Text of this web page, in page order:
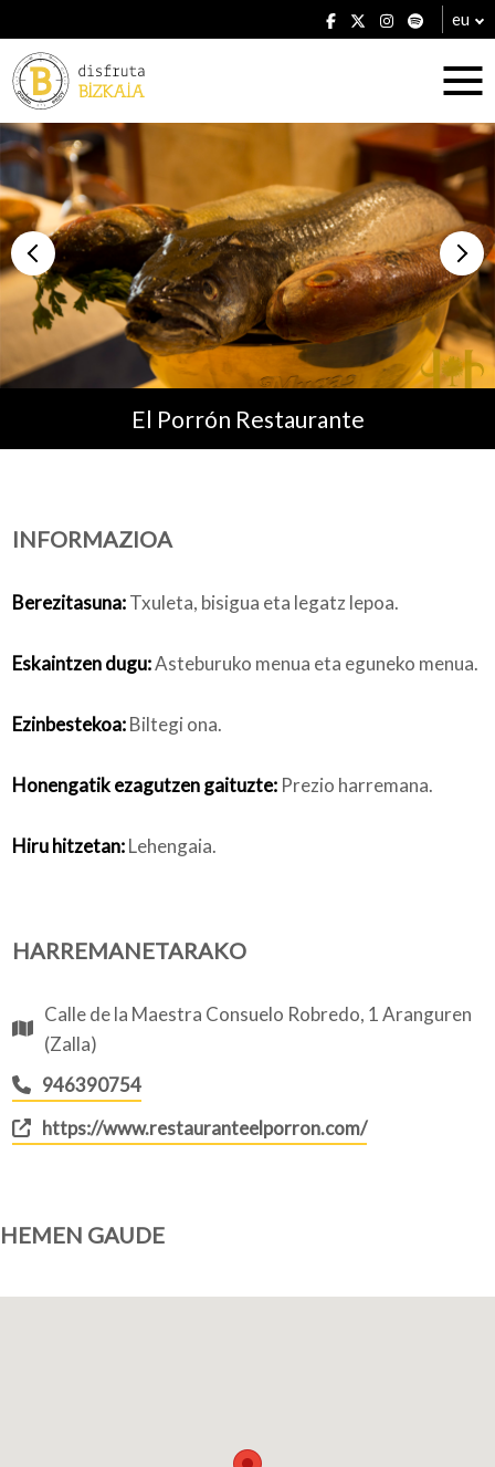
eu
Ostatuak
Jatetxeak
Planak
El Porrón Restaurante
INFORMAZIOA
Berezitasuna:Txuleta, bisigua eta legatz lepoa.
Eskaintzen dugu:Asteburuko menua eta eguneko menua.
Ezinbestekoa:Biltegi ona.
Honengatik ezagutzen gaituzte: Prezio harremana.
Hiru hitzetan:Lehengaia.
HARREMANETARAKO
Calle de la Maestra Consuelo Robredo, 1 Aranguren
(Zalla)
946390754
https://www.restauranteelporron.com/
HEMEN GAUDE